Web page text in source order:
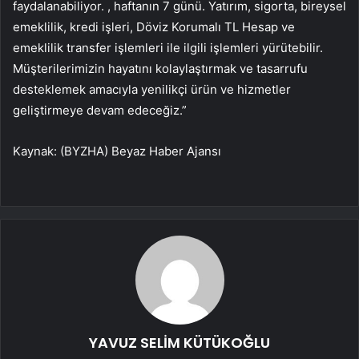
faydalanabiliyor. , haftanın 7 günü. Yatırım, sigorta, bireysel
emeklilik, kredi işleri, Döviz Korumalı TL Hesap ve
emeklilik transfer işlemleri ile ilgili işlemleri yürütebilir.
Müşterilerimizin hayatını kolaylaştırmak ve tasarrufu
desteklemek amacıyla yenilikçi ürün ve hizmetler
geliştirmeye devam edeceğiz.”
Kaynak: (BYZHA) Beyaz Haber Ajansı
YAVUZ SELİM KÜTÜKOĞLU